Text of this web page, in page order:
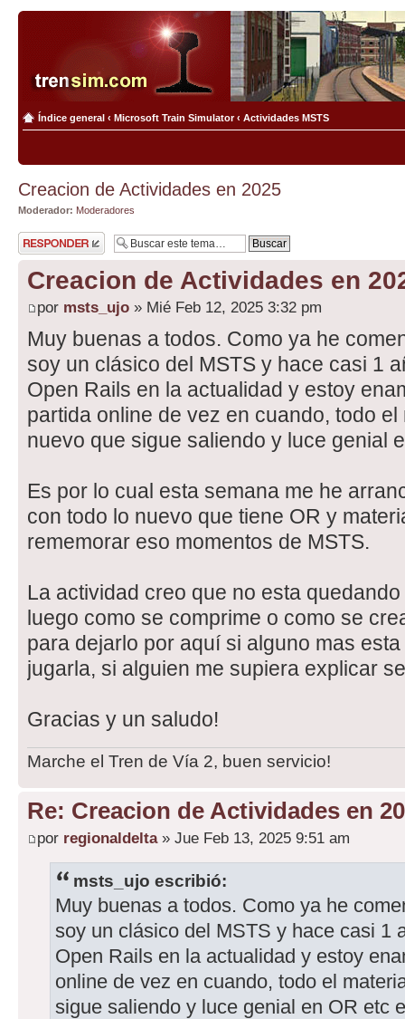
Índice general ‹ Microsoft Train Simulator ‹ Actividades MSTS
Creacion de Actividades en 2025
Moderador: Moderadores
Publicar una
respuesta
Creacion de Actividades en
por msts_ujo » Mié Feb 12, 2025 3:32 pm
Muy buenas a todos. Como ya he
soy un clásico del MSTS y hace casi 1
Open Rails en la actualidad y estoy
partida online de vez en cuando, todo
nuevo que sigue saliendo y luce genial
Es por lo cual esta semana me he
con todo lo nuevo que tiene OR y
rememorar eso momentos de MSTS.
La actividad creo que no esta
luego como se comprime o como se
para dejarlo por aquí si alguno mas
jugarla, si alguien me supiera explicar
Gracias y un saludo!
Marche el Tren de Vía 2, buen servicio!
Re: Creacion de Actividades en
por regionaldelta» Jue Feb 13, 2025 9:51 am
msts_ujo escribió:
Muy buenas a todos. Como ya he
soy un clásico del MSTS y hace casi 1
Open Rails en la actualidad y estoy
online de vez en cuando, todo el
sigue saliendo y luce genial en OR etc